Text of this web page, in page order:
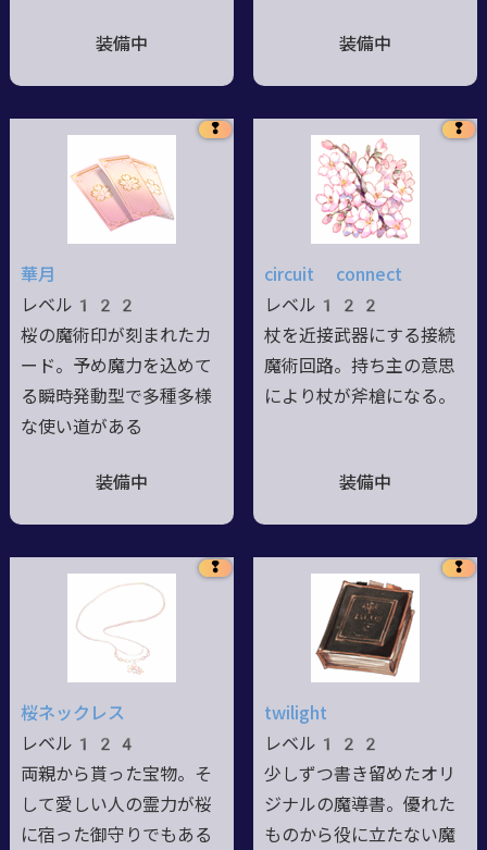
装備中 装備中
❢
華月
レベル122
桜の魔術印が刻まれたカ
ード。予め魔力を込めて
る瞬時発動型で多種多様
な使い道がある
装備中
❢
circuit connect
レベル122
杖を近接武器にする接続
魔術回路。持ち主の意思
により杖が斧槍になる。
装備中
❢
桜ネックレス
レベル124
両親から貰った宝物。そ
して愛しい人の霊力が桜
に宿った御守りでもある
❢
twilight
レベル122
少しずつ書き留めたオリ
ジナルの魔導書。優れた
ものから役に立たない魔